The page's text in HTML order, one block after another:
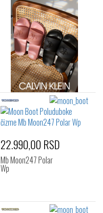
22.990,00 RSD
Mb Moon247 Polar
Wp